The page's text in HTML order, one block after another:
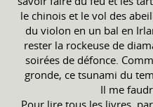
le chinois et le vol des
du violon en un bal en
rester la rockeuse de
soirées de défonce.
gronde, ce tsunami du
Il me
Pour lire tous les livres,